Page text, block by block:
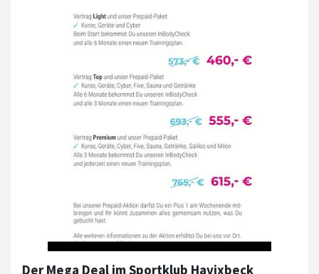
Der Mega Deal im Sportklub Havixbeck